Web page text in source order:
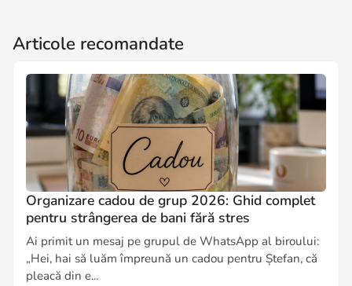
Articole recomandate
Organizare cadou de grup 2026: Ghid complet
pentru strângerea de bani fără stres
Ai primit un mesaj pe grupul de WhatsApp al biroului:
„Hei, hai să luăm împreună un cadou pentru Ștefan, că
pleacă din e...